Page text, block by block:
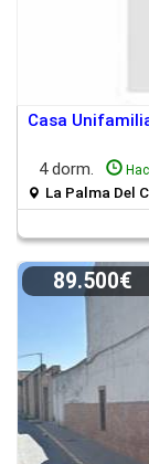
Casa
4 dorm.
La Palma Del
89.500€